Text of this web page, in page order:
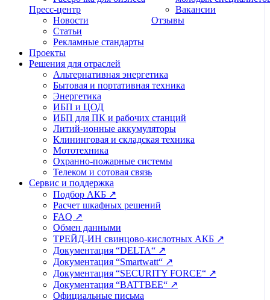
Пресс-центр
Новости
Статьи
Рекламные стандарты
Вакансии
Отзывы
Проекты
Решения для отраслей
Альтернативная энергетика
Бытовая и портативная техника
Энергетика
ИБП и ЦОД
ИБП для ПК и рабочих станций
Литий-ионные аккумуляторы
Клининговая и складская техника
Мототехника
Охранно-пожарные системы
Телеком и сотовая связь
Сервис и поддержка
Подбор АКБ ↗
Расчет шкафных решений
FAQ ↗
Обмен данными
ТРЕЙД-ИН свинцово-кислотных АКБ ↗
Документация “DELTA“ ↗
Документация “Smartwatt“ ↗
Документация “SECURITY FORCE“ ↗
Документация “BATTBEE“ ↗
Официальные письма